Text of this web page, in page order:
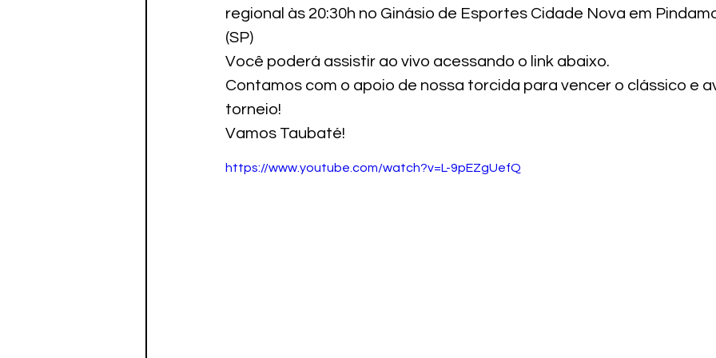
Paratletismoregional às 20:30h no Ginásio de Esportes Cidade Nova em
(SP)
Você poderá assistir ao vivo acessando o link abaixo.
Contamos com o apoio de nossa torcida para vencer o clássico e
torneio!
Vamos Taubaté!
https://www.youtube.com/watch?v=L-9pEZgUefQ